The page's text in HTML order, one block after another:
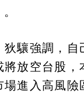
狄驤強調，自
將放空台股，
場進入高風險